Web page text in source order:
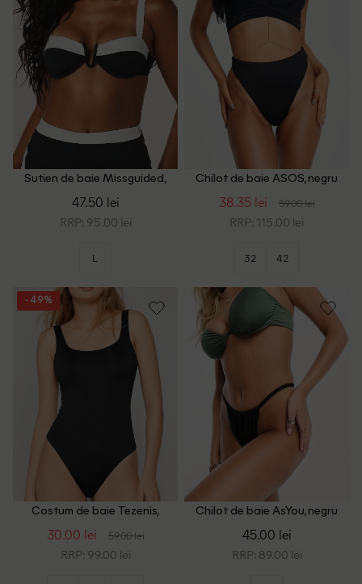
Sutien de baie Missguided,
47.50 lei
RRP: 95.00 lei
L
Chilot de baie ASOS, negru
38.35 lei 59.00 lei
RRP: 115.00 lei
32 42
- 49%
Costum de baie Tezenis,
30.00 lei 59.00 lei
RRP: 99.00 lei
Chilot de baie AsYou, negru
45.00 lei
RRP: 89.00 lei